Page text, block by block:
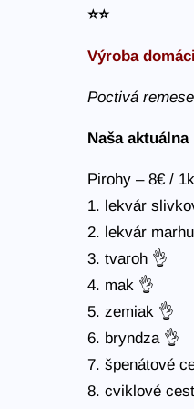
⭐️⭐️
Výroba
Poctivá
Naša aktuálna
Pirohy – 8€ /
1. lekvár
2. lekvár
3. tvaroh 👌
4. mak 👌
5. zemiak 👌
6. bryndza 👌
7. špenátové
8. cviklové